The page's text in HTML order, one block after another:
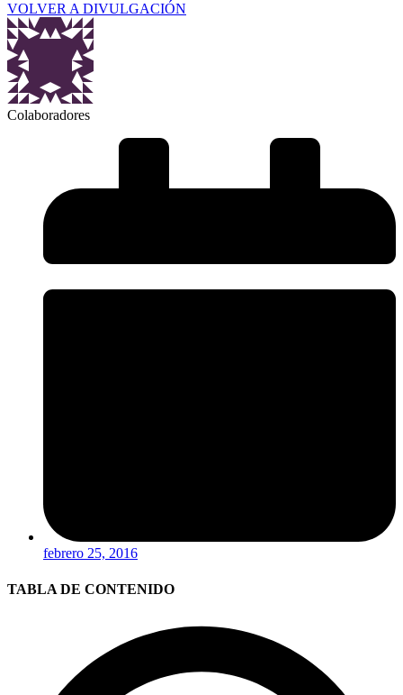
VOLVER A DIVULGACIÓN
Colaboradores
febrero 25, 2016
TABLA DE CONTENIDO